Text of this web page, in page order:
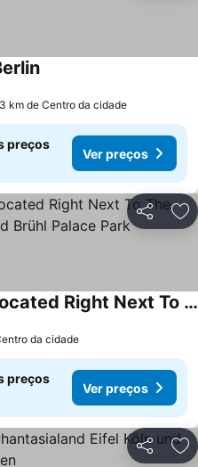
km de Centro da cidade
preços
Ver preços
Partilhar
City Apartment 12b - Located Right Next To The Pedestrian Zone And Brühl Palace Park
da cidade
preços
Ver preços
Partilhar